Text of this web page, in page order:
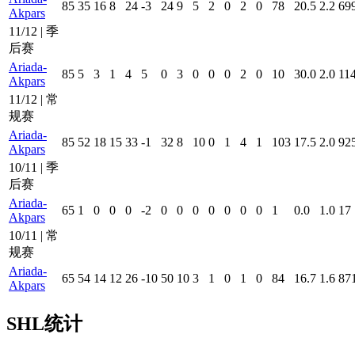
Akpars
85 35 16 8 24 -3 24 9 5 2 0 2 0 78 20.5 2.2
11/12 | 季
后赛
Ariada-
Akpars
85 5 3 1 4 5 0 3 0 0 0 2 0 10 30.0 2.0
11/12 | 常
规赛
Ariada-
Akpars
85 52 18 15 33 -1 32 8 10 0 1 4 1 103 17.5 2.0
10/11 | 季
后赛
Ariada-
Akpars
65 1 0 0 0 -2 0 0 0 0 0 0 0 1 0.0 1.0 17
10/11 | 常
规赛
Ariada-
Akpars
65 54 14 12 26 -10 50 10 3 1 0 1 0 84 16.7 1.6
SHL统计